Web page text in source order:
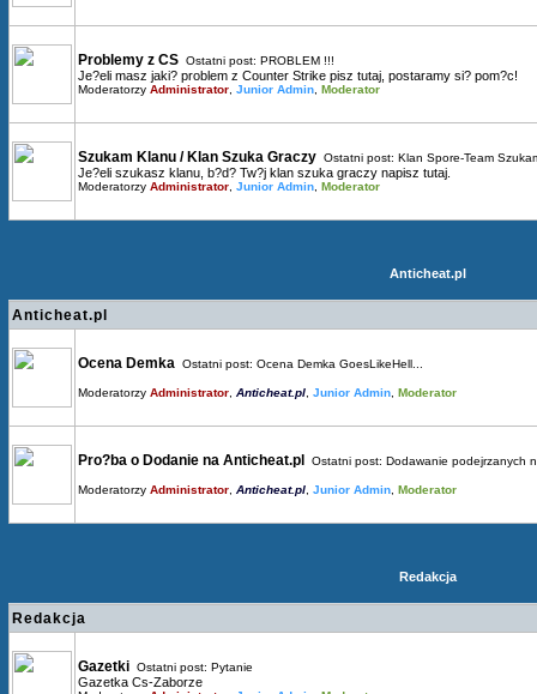
Problemy z CS Ostatni post: PROBLEM !!!
Je?eli masz jaki? problem z Counter Strike pisz tutaj, postaramy si? pom?c!
Moderatorzy Administrator Junior Admin Moderator
Szukam Klanu / Klan Szuka Graczy Ostatni post: Klan Spore-Team
Je?eli szukasz klanu, b?d? Tw?j klan szuka graczy napisz tutaj.
Moderatorzy Administrator Junior Admin Moderator
Anticheat.pl
Anticheat.pl
Ocena Demka Ostatni post: Ocena Demka GoesLikeHell...
Moderatorzy Administrator Anticheat.pl Junior Admin Moderator
Pro?ba o Dodanie na Anticheat.pl Ostatni post: Dodawanie podejrzanych
Moderatorzy Administrator Anticheat.pl Junior Admin Moderator
Redakcja
Redakcja
Gazetki Ostatni post: Pytanie
Gazetka Cs-Zaborze